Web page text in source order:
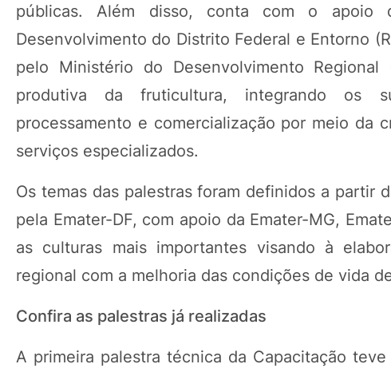
públicas. Além disso, conta com o apoio
Desenvolvimento do Distrito Federal e Entorno
pelo Ministério do Desenvolvimento
produtiva da fruticultura, integrando os
processamento e comercialização por meio da
serviços especializados.
Os temas das palestras foram definidos a partir
pela Emater-DF, com apoio da Emater-MG,
as culturas mais importantes visando à
regional com a melhoria das condições de vida
Confira as palestras já realizadas
A primeira palestra técnica da Capacitação